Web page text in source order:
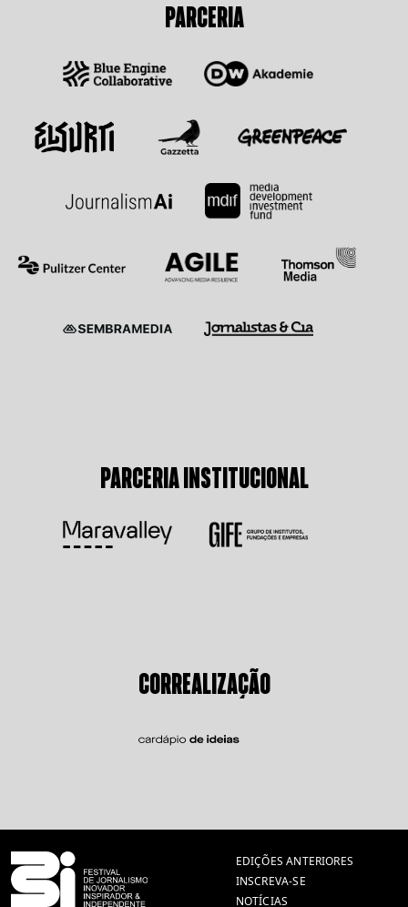
PARCERIA
PARCERIA INSTITUCIONAL
CORREALIZAÇÃO
EDIÇÕES ANTERIORES
INSCREVA-SE
NOTÍCIAS